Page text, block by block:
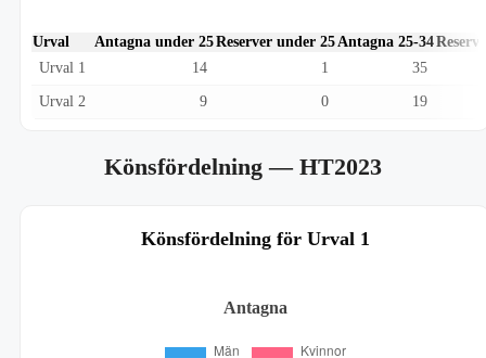
Urval Antagna under 25Reserver under 25 Antagna 25-34
Urval 1
14 1 35
Urval 2 9 0 19
Könsfördelning— HT2023
Könsfördelning för Urval 1
Antagna